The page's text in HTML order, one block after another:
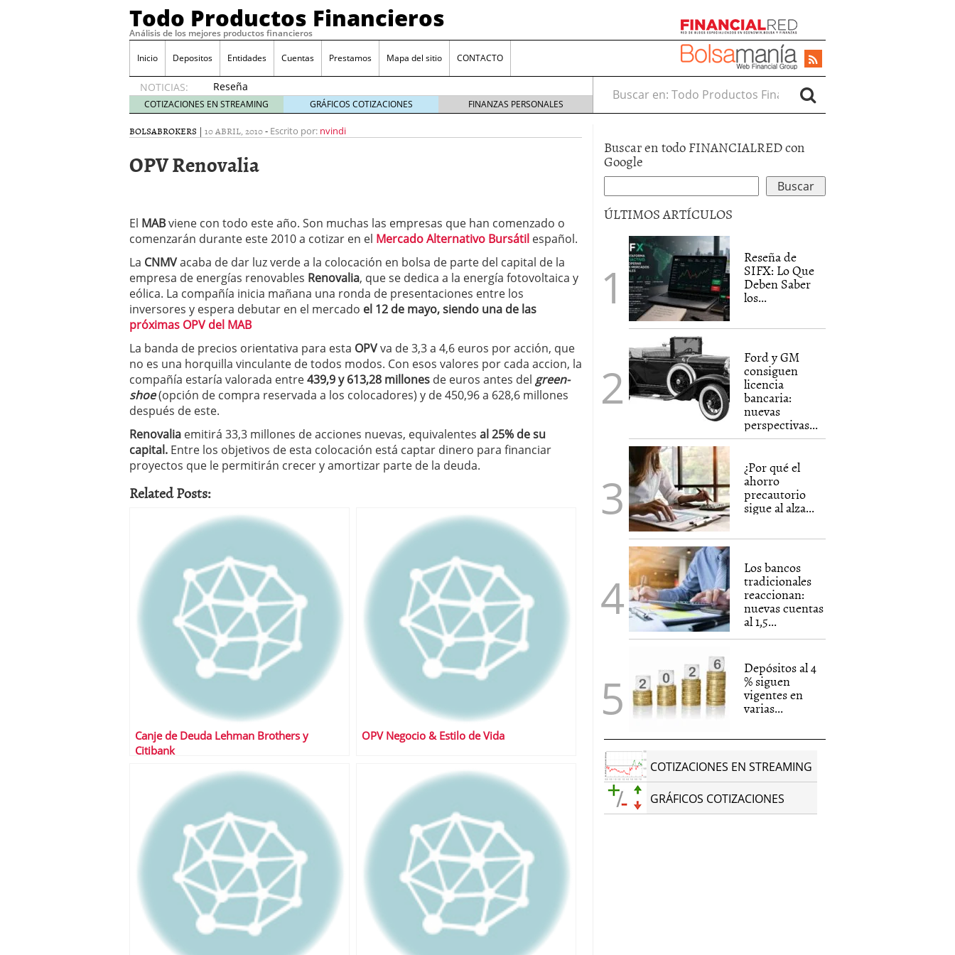
Todo Productos Financieros
Análisis de los mejores productos financieros
Inicio Depositos Entidades Cuentas Prestamos Mapa del sitio CONTACTO
NOTICIAS:
Reseña
de SIFX:
Lo Que
Deben
Traders
29/06/2026
Ford y GM consiguen licencia bancaria: nuevas perspectivas para productos
financieros ligados al sector automotriz 26/01/2026
¿Por qué el ahorro precautorio sigue al alza entre los hogares? 21/01/2026
Los bancos tradicionales reaccionan: nuevas cuentas al 1,5 % tras la
presión de los neobancos 12/01/2026
Depósitos al 4 % siguen vigentes en varias entidades: ¿qué plazos y
condiciones pedir?
COTIZACIONES EN STREAMING GRÁFICOS COTIZACIONES FINANZAS PERSONALES
Buscar en:
BOLSABROKERS | 10 ABRIL, 2010- Escrito por: nvindi
OPV Renovalia
El MABviene con todo este año. Son muchas las empresas que han comenzado o
comenzarán durante este 2010 a cotizar en el Mercado Alternativo Bursátil español.
La CNMVacaba de dar luz verde a la colocación en bolsa de parte del capital de la
empresa de energías renovables Renovalia, que se dedica a la energía fotovoltaica y
eólica. La compañía inicia mañana una ronda de presentaciones entre los
inversores y espera debutar en el mercado el 12 de mayo, siendo una de las
próximas OPV del MAB
La banda de precios orientativa para esta OPVva de 3,3 a 4,6 euros por acción, que
no es una horquilla vinculante de todos modos. Con esos valores por cada accion, la
compañía estaría valorada entre439,9 y 613,28 millones de euros antes del green-
shoe(opción de compra reservada a los colocadores) y de 450,96 a 628,6 millones
después de este.
Renovalia emitirá 33,3 millones de acciones nuevas, equivalentes al 25% de su
capital. Entre los objetivos de esta colocación está captar dinero para financiar
proyectos que le permitirán crecer y amortizar parte de la deuda.
Related Posts:
Canje de Deuda Lehman Brothers y
Citibank
OPV Negocio & Estilo de Vida
Buscar en todo FINANCIALRED con
Google
ÚLTIMOS ARTÍCULOS
Reseña de
SIFX: Lo Que
Deben Saber
los...
Ford y GM
consiguen
licencia
bancaria:
nuevas
perspectivas...
¿Por qué el
ahorro
precautorio
sigue al alza...
Los bancos
tradicionales
reaccionan:
nuevas cuentas
al 1,5...
Depósitos al 4
% siguen
vigentes en
varias...
COTIZACIONES EN STREAMING
GRÁFICOS COTIZACIONES